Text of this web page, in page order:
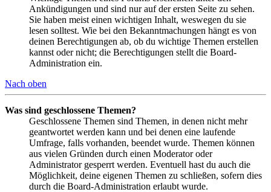
Ankündigungen und sind nur auf der ersten Seite zu sehen.
Sie haben meist einen wichtigen Inhalt, weswegen du sie
lesen solltest. Wie bei den Bekanntmachungen hängt es von
deinen Berechtigungen ab, ob du wichtige Themen erstellen
kannst oder nicht; die Berechtigungen stellt die Board-
Administration ein.
Nach oben
Was sind geschlossene Themen?
Geschlossene Themen sind Themen, in denen nicht mehr
geantwortet werden kann und bei denen eine laufende
Umfrage, falls vorhanden, beendet wurde. Themen können
aus vielen Gründen durch einen Moderator oder
Administrator gesperrt werden. Eventuell hast du auch die
Möglichkeit, deine eigenen Themen zu schließen, sofern dies
durch die Board-Administration erlaubt wurde.